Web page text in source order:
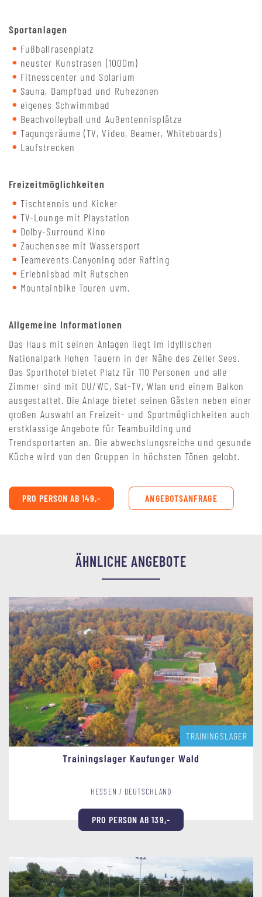
Sportanlagen
Fußballrasenplatz
neuster Kunstrasen (1000m)
Fitnesscenter und Solarium
Sauna, Dampfbad und Ruhezonen
eigenes Schwimmbad
Beachvolleyball und Außentennisplätze
Tagungsräume (TV, Video, Beamer, Whiteboards)
Laufstrecken
Freizeitmöglichkeiten
Tischtennis und Kicker
TV-Lounge mit Playstation
Dolby-Surround Kino
Zauchensee mit Wassersport
Teamevents Canyoning oder Rafting
Erlebnisbad mit Rutschen
Mountainbike Touren uvm.
Allgemeine Informationen
Das Haus mit seinen Anlagen liegt im idyllischen
Nationalpark Hohen Tauern in der Nähe des Zeller Sees.
Das Sporthotel bietet Platz für 110 Personen und alle
Zimmer sind mit DU/WC, Sat-TV, Wlan und einem Balkon
ausgestattet. Die Anlage bietet seinen Gästen neben einer
großen Auswahl an Freizeit- und Sportmöglichkeiten auch
erstklassige Angebote für Teambuilding und
Trendsportarten an. Die abwechslungsreiche und gesunde
Küche wird von den Gruppen in höchsten Tönen gelobt.
PRO PERSON AB 149,- ANGEBOTSANFRAGE
ÄHNLICHE ANGEBOTE
TRAININGSLAGER
Trainingslager Kaufunger Wald
HESSEN / DEUTSCHLAND
PRO PERSON AB 139,-